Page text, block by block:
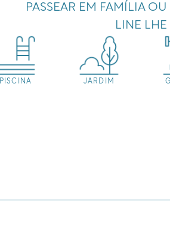
PASSEAR EM FAMÍLIA
LINE LHE
PISCINA JARDIM